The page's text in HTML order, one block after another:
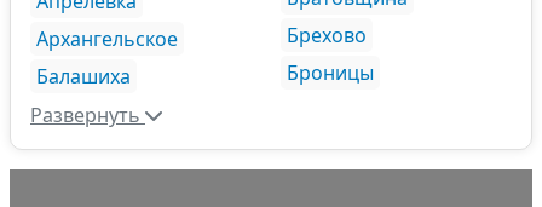
Архангельское
Балашиха
Брехово
Броницы
Развернуть